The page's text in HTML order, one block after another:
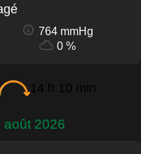
764 mmHg
0 %
14 h 10 min
août 2026